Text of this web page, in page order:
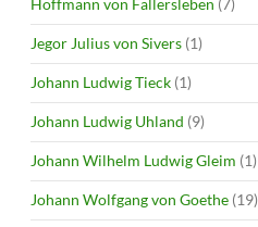
Hoffmann von Fallersleben (7)
Jegor Julius von Sivers (1)
Johann Ludwig Tieck (1)
Johann Ludwig Uhland (9)
Johann Wilhelm Ludwig Gleim (1)
Johann Wolfgang von Goethe (19)